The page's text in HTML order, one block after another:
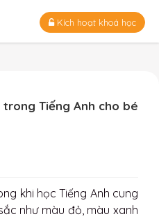
Kích hoạt khoá học
Tiếng Anh cho bé
khi học Tiếng Anh cung
như màu đỏ, màu xanh